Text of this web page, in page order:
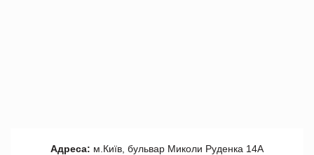
Адреса: м.Київ, бульвар Миколи Руденка 14А